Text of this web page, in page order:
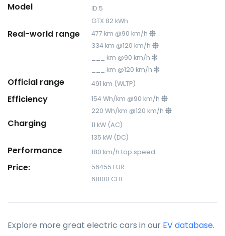
Model
ID.5
GTX 82 kWh
Real-world range
477 km @90 km/h
334 km @120 km/h
___ km @90 km/h
___ km @120 km/h
Official range 491 km (WLTP)
Efficiency
154 Wh/km @90 km/h
220 Wh/km @120 km/h
Charging
11 kW (AC)
135 kW (DC)
Performance 180 km/h top speed
Price:
56455 EUR
68100 CHF
Explore more great electric cars in our EV database.